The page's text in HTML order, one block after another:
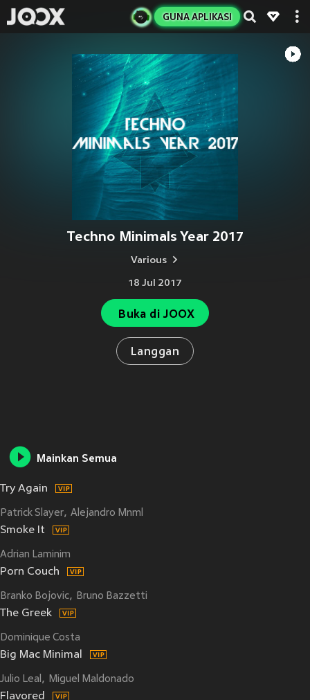
GUNA APLIKASI
Techno Minimals Year 2017
Various
18 Jul 2017
Buka di JOOX
Langgan
Mainkan Semua
Try Again
Patrick Slayer Alejandro Mnml
Smoke It
Adrian Laminim
Porn Couch
Branko Bojovic Bruno Bazzetti
The Greek
Dominique Costa
Big Mac Minimal
Julio Leal Miguel Maldonado
Flavored